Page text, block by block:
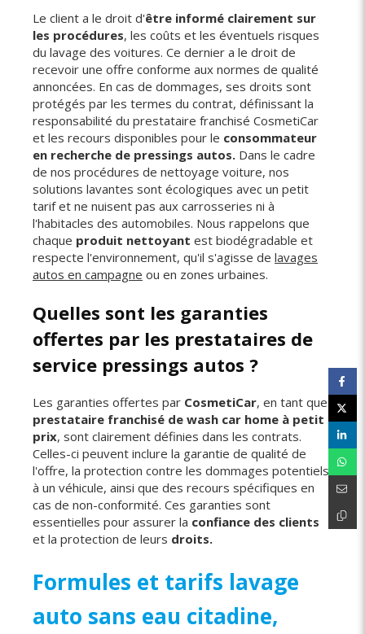
Le client a le droit d'être informé clairement sur
les procédures, les coûts et les éventuels risques
du lavage des voitures. Ce dernier a le droit de
recevoir une offre conforme aux normes de qualité
annoncées. En cas de dommages, ses droits sont
protégés par les termes du contrat, définissant la
responsabilité du prestataire franchisé CosmetiCar
et les recours disponibles pour le consommateur
en recherche de pressings autos. Dans le cadre
de nos procédures de nettoyage voiture, nos
solutions lavantes sont écologiques avec un petit
tarif et ne nuisent pas aux carrosseries ni à
l'habitacles des automobiles. Nous rappelons que
chaque produit nettoyant est biodégradable et
respecte l'environnement, qu'il s'agisse de lavages
autos en campagne ou en zones urbaines.
Quelles sont les garanties
offertes par les prestataires de
service pressings autos ?
Les garanties offertes par CosmetiCar, en tant que
prestataire franchisé de wash car home à petit
prix, sont clairement définies dans les contrats.
Celles-ci peuvent inclure la garantie de qualité de
l'offre, la protection contre les dommages potentiels
à un véhicule, ainsi que des recours spécifiques en
cas de non-conformité. Ces garanties sont
essentielles pour assurer la confiance des clients
et la protection de leurs droits.
Formules et tarifs lavage
auto sans eau citadine,